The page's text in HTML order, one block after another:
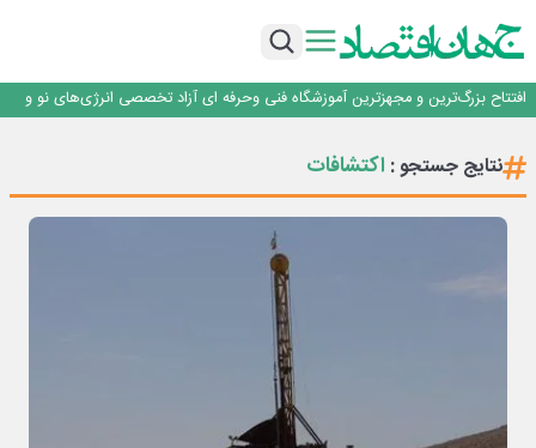
راهی که فولاد مبارکه پس از جنگ در پیش گرفت
افتتاح بزرگ‌ترین و مجهزترین آموزشگاه فنی وحرفه ای آزاد تخصصی انرژی‌های نو و
تجدیدپذیر با حضور استاندار اصفهان
حیات اکتشافات غدیر در هاله‌ای از ابهام
راهی که فولاد مبارکه پس از جنگ در پیش گرفت
افتتاح بزرگ‌ترین و مجهزترین آموزشگاه فنی وحرفه ای آزاد تخصصی انرژی‌های نو و
نتایج جستجو : اکتشافات